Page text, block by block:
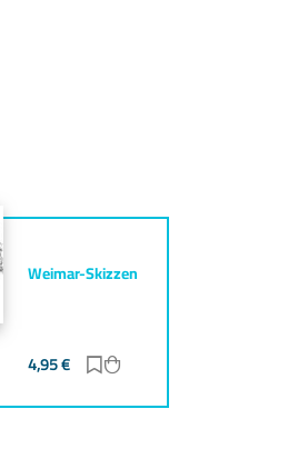
Weimar-Skizzen
4,95€ Zur Merkliste